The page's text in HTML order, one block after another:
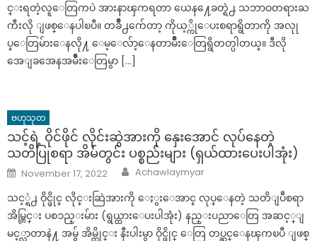
င္းရတဲ့လူေတြကပဲ အားနာၾကရတာ ယေန႔ေခတ္ရဲ႕ သဘာဝတရားႀ
ကီးလို ျဖစ္ေနပါၿပီ။ တခ်ိဳ႕က်ေတာ့ ကိုယ့္ကိုေပးစရာရွိတာကို အလုု
ပ္ေတြမ်ားေနလို႔ ေမ့ေလ်ာ့ေနတာမ်ိဳးေတြရွိတတ္ပါတယ္။ ဒီလို
အေျခအေနအမ်ိဳးေတြမွာ […]
ဗဟုသုတ
သင့်ရဲ့ ဝိုင်ဖိုင် လိုင်းဆွဲအားကို နှေးအောင် လုပ်နေတဲ့
သတိပြုစရာ အိမ်တွင်း ပစ္စည်းများ (ရှယ်ထားပေးပါအုံး)
Posted
on
November 17, 2022 Author
Achawlaymyar
သင့္ရဲ႕ ဝိုင္ဖိုင္ လိုင္းဆြဲအားကို ေႏွးေအာင္ လုပ္ေနတဲ့ သတိျပဳစရာ
အိမ္တြင္း ပစၥည္းမ်ား (ရွယ္ထားေပးပါအုံး) နည္းပညာေတြ အဆင့္ျ
မင့္လာတာနဲ႔ အမွ် အိမ္တိုင္း နီးပါးမွာ ဝိုင္ဖိုင္ ေတြ တပ္ဆင္ေနၾကၿပီ ျဖစ္